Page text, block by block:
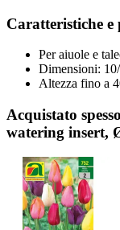
Caratteristiche e
Per aiuole e
Dimensioni: 10/
Altezza fino a
Acquistato
watering insert,